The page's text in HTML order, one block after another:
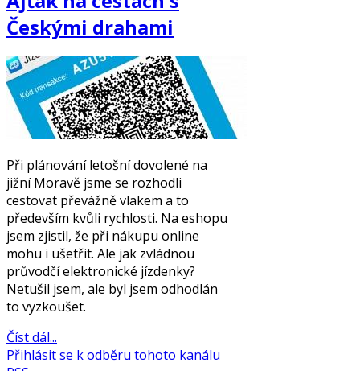
Českými drahami
Při plánování letošní dovolené na
jižní Moravě jsme se rozhodli
cestovat převážně vlakem a to
především kvůli rychlosti. Na eshopu
jsem zjistil, že při nákupu online
mohu i ušetřit. Ale jak zvládnou
průvodčí elektronické jízdenky?
Netušil jsem, ale byl jsem odhodlán
to vyzkoušet.
Číst dál...
Přihlásit se k odběru tohoto kanálu